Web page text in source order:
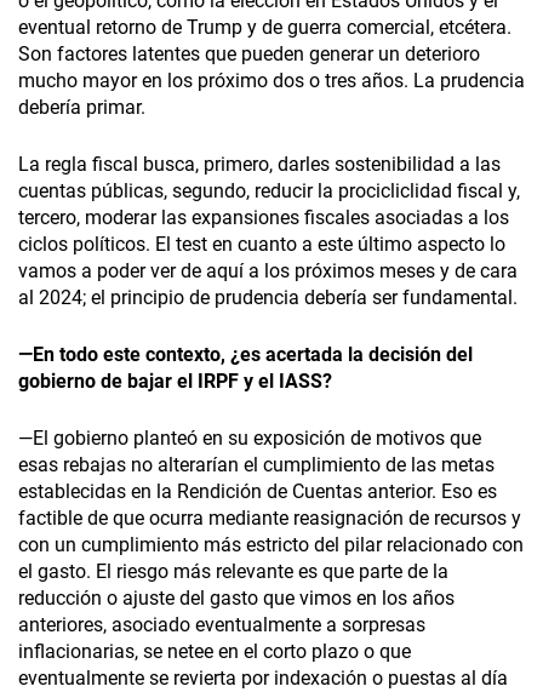
eventual retorno de Trump y de guerra comercial, etcétera.
Son factores latentes que pueden generar un deterioro
mucho mayor en los próximo dos o tres años. La prudencia
debería primar.
La regla fiscal busca, primero, darles sostenibilidad a las
cuentas públicas, segundo, reducir la procicliclidad fiscal y,
tercero, moderar las expansiones fiscales asociadas a los
ciclos políticos. El test en cuanto a este último aspecto lo
vamos a poder ver de aquí a los próximos meses y de cara
al 2024; el principio de prudencia debería ser fundamental.
—En todo este contexto, ¿es acertada la decisión del
gobierno de bajar el IRPF y el IASS?
—El gobierno planteó en su exposición de motivos que
esas rebajas no alterarían el cumplimiento de las metas
establecidas en la Rendición de Cuentas anterior. Eso es
factible de que ocurra mediante reasignación de recursos y
con un cumplimiento más estricto del pilar relacionado con
el gasto. El riesgo más relevante es que parte de la
reducción o ajuste del gasto que vimos en los años
anteriores, asociado eventualmente a sorpresas
inflacionarias, se netee en el corto plazo o que
eventualmente se revierta por indexación o puestas al día